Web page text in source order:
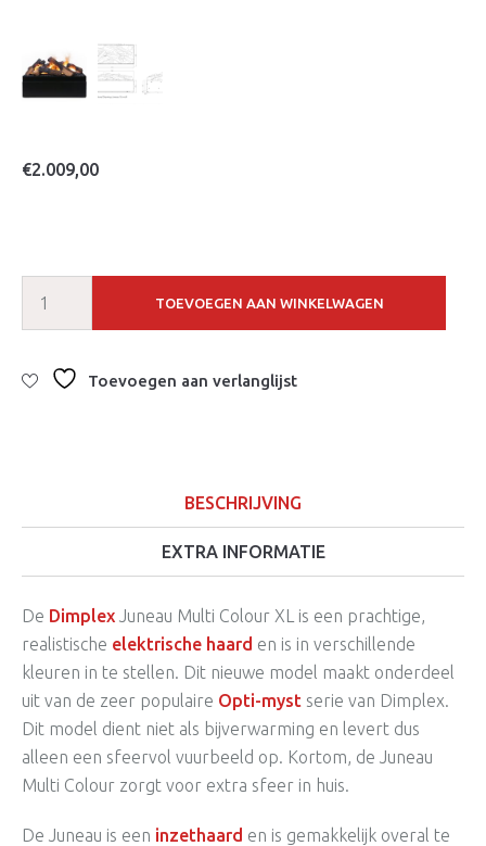
€2.009,00
TOEVOEGEN AAN WINKELWAGEN
Toevoegen aan verlanglijst
BESCHRIJVING
EXTRA INFORMATIE
De Dimplex Juneau Multi Colour XL is een prachtige,
realistische elektrische haard en is in verschillende
kleuren in te stellen. Dit nieuwe model maakt onderdeel
uit van de zeer populaire Opti-myst serie van Dimplex.
Dit model dient niet als bijverwarming en levert dus
alleen een sfeervol vuurbeeld op. Kortom, de Juneau
Multi Colour zorgt voor extra sfeer in huis.
De Juneau is een inzethaard en is gemakkelijk overal te